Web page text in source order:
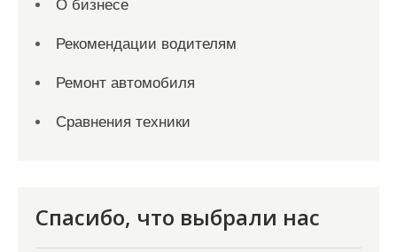
О бизнесе
Рекомендации водителям
Ремонт автомобиля
Сравнения техники
Спасибо, что выбрали нас